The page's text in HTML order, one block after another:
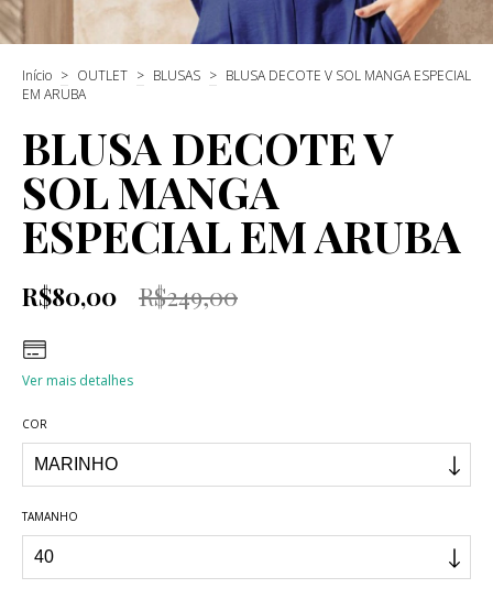
Início > OUTLET > BLUSAS > BLUSA DECOTE V SOL MANGA ESPECIAL
EM ARUBA
BLUSA DECOTE V
SOL MANGA
ESPECIAL EM ARUBA
R$80,00 R$249,00
Ver mais detalhes
COR
TAMANHO